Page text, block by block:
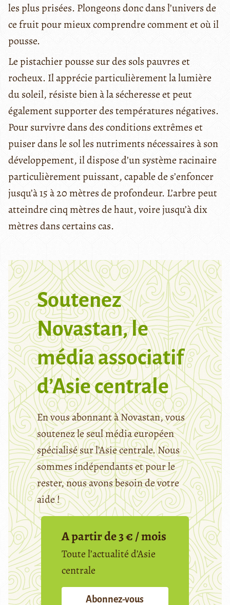
les plus prisées. Plongeons donc dans l’univers de
ce fruit pour mieux comprendre comment et où il
pousse.
Le pistachier pousse sur des sols pauvres et
rocheux. Il apprécie particulièrement la lumière
du soleil, résiste bien à la sécheresse et peut
également supporter des températures négatives.
Pour survivre dans des conditions extrêmes et
puiser dans le sol les nutriments nécessaires à son
développement, il dispose d’un système racinaire
particulièrement puissant, capable de s’enfoncer
jusqu’à 15 à 20 mètres de profondeur. L’arbre peut
atteindre cinq mètres de haut, voire jusqu’à dix
mètres dans certains cas.
Soutenez
Novastan, le
média associatif
d’Asie centrale
En vous abonnant à Novastan, vous
soutenez le seul média européen
spécialisé sur l’Asie centrale. Nous
sommes indépendants et pour le
rester, nous avons besoin de votre
aide !
A partir de 3 € / mois
Toute l’actualité d’Asie
centrale
Abonnez-vous